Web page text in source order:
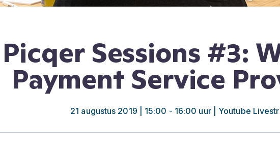
Picqer Sessions #3:
Payment Service
21 augustus 2019 | 15:00 - 16:00 uur | Youtube